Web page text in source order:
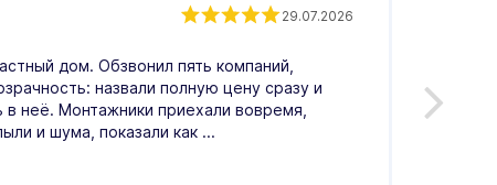
29.07.2026
дом. Обзвонил пять компаний,
назвали полную цену сразу и
неё. Монтажники приехали вовремя,
и шума, показали как ...